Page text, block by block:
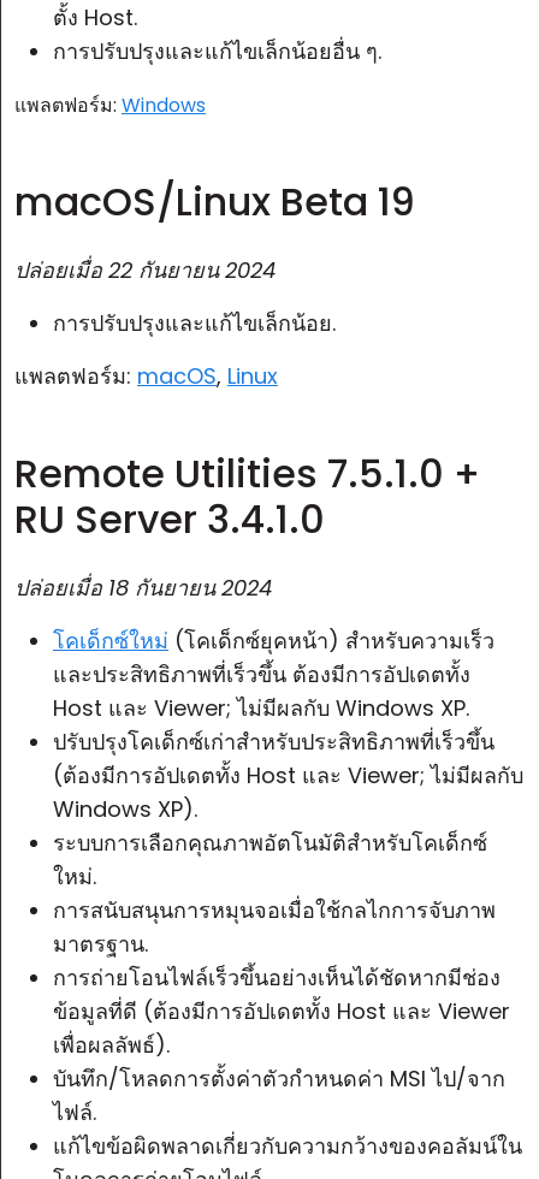
ตั้ง Host.
การปรับปรุงและแก้ไขเล็กน้อยอื่น ๆ.
แพลตฟอร์ม: Windows
macOS/Linux Beta 19
ปล่อยเมื่อ 22 กันยายน 2024
การปรับปรุงและแก้ไขเล็กน้อย.
แพลตฟอร์ม: macOS, Linux
Remote Utilities 7.5.1.0 +
RU Server 3.4.1.0
ปล่อยเมื่อ 18 กันยายน 2024
โคเด็กซ์ใหม่ (โคเด็กซ์ยุคหน้า) สำหรับความเร็ว
และประสิทธิภาพที่เร็วขึ้น ต้องมีการอัปเดตทั้ง
Host และ Viewer; ไม่มีผลกับ Windows XP.
ปรับปรุงโคเด็กซ์เก่าสำหรับประสิทธิภาพที่เร็วขึ้น
(ต้องมีการอัปเดตทั้ง Host และ Viewer; ไม่มีผลกับ
Windows XP).
ระบบการเลือกคุณภาพอัตโนมัติสำหรับโคเด็กซ์
ใหม่.
การสนับสนุนการหมุนจอเมื่อใช้กลไกการจับภาพ
มาตรฐาน.
การถ่ายโอนไฟล์เร็วขึ้นอย่างเห็นได้ชัดหากมีช่อง
ข้อมูลที่ดี (ต้องมีการอัปเดตทั้ง Host และ Viewer
เพื่อผลลัพธ์).
บันทึก/โหลดการตั้งค่าตัวกำหนดค่า MSI ไป/จาก
ไฟล์.
แก้ไขข้อผิดพลาดเกี่ยวกับความกว้างของคอลัมน์ใน